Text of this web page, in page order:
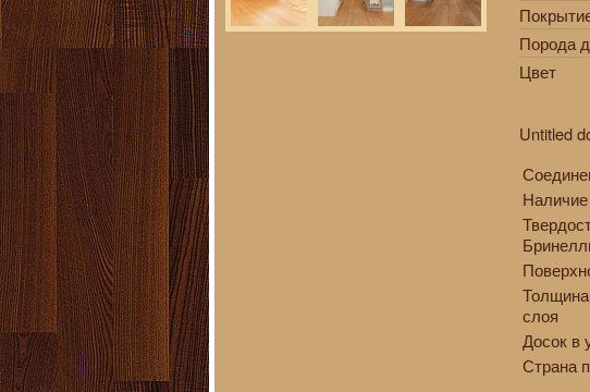
Порода
Цвет
Untitled
Толщина
слоя
Досок в
Страна